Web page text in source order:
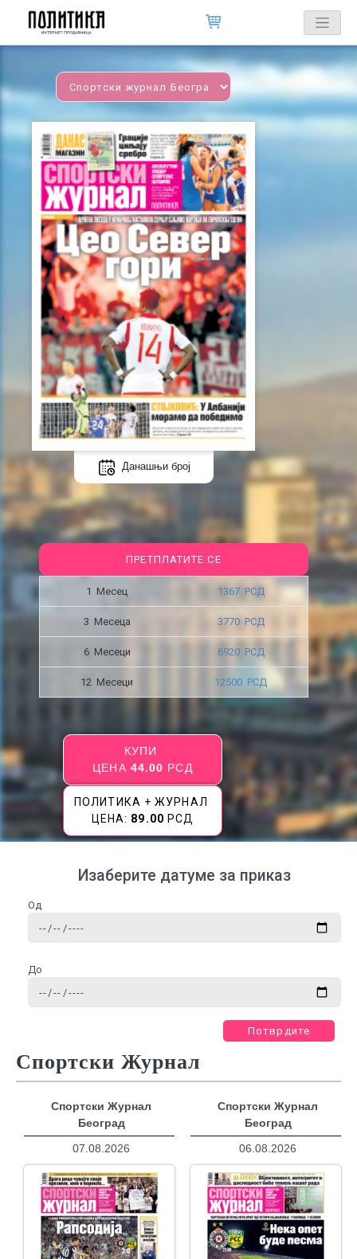
Данашњи број
ПРЕТПЛАТИТЕ СЕ
1 Месец 1367 РСД
3 Месецa 3770 РСД
6 Месеци 6920 РСД
12 Месеци 12500 РСД
КУПИ
ЦЕНА 44.00 РСД
ПОЛИТИКА + ЖУРНАЛ
ЦЕНА: 89.00 РСД
Изаберите датуме за приказ
Од
До
Потврдите
Спортски Журнал
Спортски Журнал
Београд
07.08.2026
Спортски Журнал
Београд
06.08.2026